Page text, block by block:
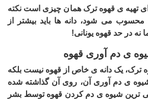
تهیه ی قهوه ترک همان چیزی است نکته
محسوب می شود، دانه ها باید بیشتر از
نه در حد قهوه یونانی!
ی دم آوری قهوه
ترک، یک دانه ی خاص از قهوه نیست بلکه
ی دم آوری آن، روی آن گذاشته شده
ترین شیوه ی دم کردن قهوه توسط بشر